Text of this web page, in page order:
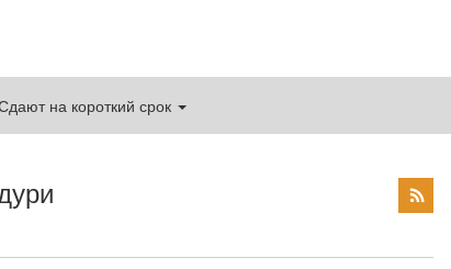
на короткий срок